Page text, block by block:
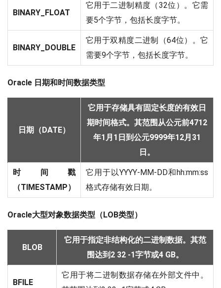
BINARY_FLOAT
它用于二进制精度（32位）。它需
要5个字节，包括长度字节。
BINARY_DOUBLE
它用于双精度二进制（64位）。它
需要9个字节，包括长度字节。
Oracle 日期和时间数据类型
日期（DATE）
它用于存储具有固定长度的有效日
期时间格式。其范围从公元前4712
年1月1日到公元9999年12月31
日。
时间戳
（TIMESTAMP）
它用于以YYYY-MM-DD和hh:mm:ss
格式存储有效日期。
Oracle大型对象数据类型（LOB类型）
BLOB
它用于指定非结构化的二进制数据。其范
围达到2 32 -1字节或4 GB。
BFILE
它用于将二进制数据存储在外部文件中。